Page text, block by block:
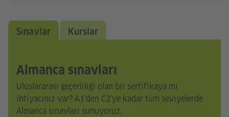
Sınavlar Kurslar
Almanca sınavları
Uluslararası geçerliliği olan bir sertifikaya mı
ihtiyacınız var? A1'den C2'ye kadar tüm seviyelerde
Almanca sınavları sunuyoruz.